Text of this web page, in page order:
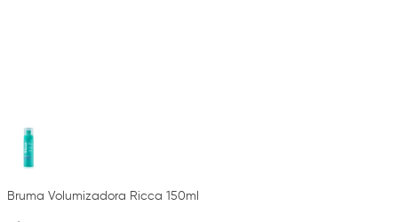
Bruma Volumizadora Ricca 150ml